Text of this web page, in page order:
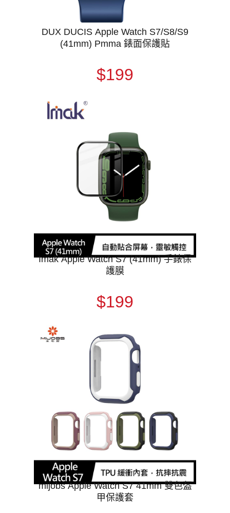
DUX DUCIS Apple Watch S7/S8/S9
(41mm) Pmma 錶面保護貼
$199
Imak Apple Watch S7 (41mm) 手錶保
護膜
$199
mijobs Apple Watch S7 41mm 雙色盔
甲保護套